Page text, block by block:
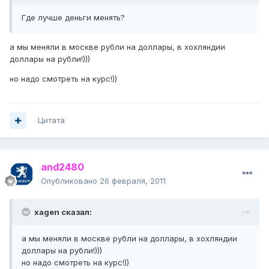
Где лучше деньги менять?
а мы меняли в москве рубли на доллары, в хохляндии
доллары на рубли!)))
но надо смотреть на курс!))
Цитата
and2480
Опубликовано 26 февраля, 2011
xagen сказал:
а мы меняли в москве рубли на доллары, в хохляндии
доллары на рубли!)))
но надо смотреть на курс!))